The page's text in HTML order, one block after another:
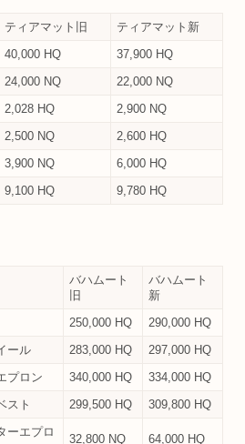
ティアマット旧
ティアマット新
40,000 HQ
37,900 HQ
24,000 NQ
22,000 NQ
2,028 HQ
2,900 NQ
2,500 NQ
2,600 HQ
3,900 NQ
6,000 HQ
9,100 HQ 9,780 HQ
バハムート
旧
バハムート
新
250,000 HQ
290,000 HQ
ール
283,000 HQ
297,000 HQ
プロン
340,000 HQ
334,000 HQ
スト
299,500 HQ
309,800 HQ
ーエプロ
32,800 NQ 64,000 HQ